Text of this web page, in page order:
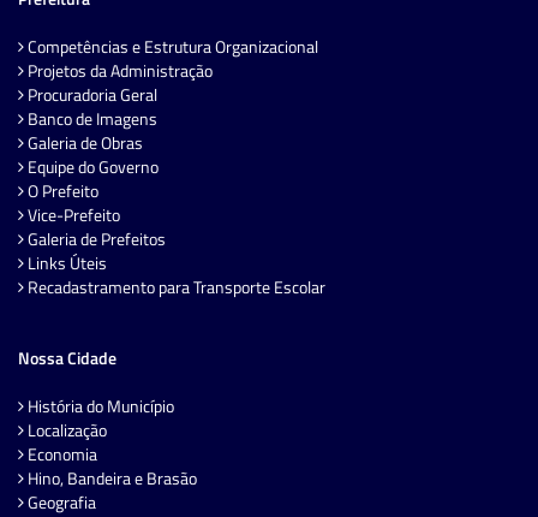
Competências e Estrutura Organizacional
Projetos da Administração
Procuradoria Geral
Banco de Imagens
Galeria de Obras
Equipe do Governo
O Prefeito
Vice-Prefeito
Galeria de Prefeitos
Links Úteis
Recadastramento para Transporte Escolar
Nossa Cidade
História do Município
Localização
Economia
Hino, Bandeira e Brasão
Geografia